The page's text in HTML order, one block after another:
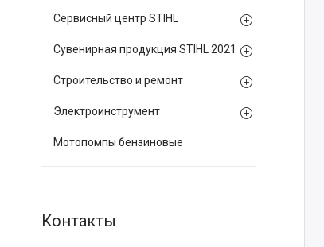
Сервисный центр STIHL
Сувенирная продукция STIHL 2021
Строительство и ремонт
Электроинструмент
Мотопомпы бензиновые